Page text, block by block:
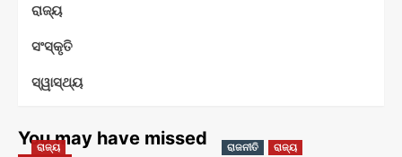
ରାଜ୍ୟ
ସଂସ୍କୃତି
ସ୍ୱାସ୍ଥ୍ୟ
You may have missed
ରାଜ୍ୟ ରାଜନୀତି ରାଜ୍ୟ